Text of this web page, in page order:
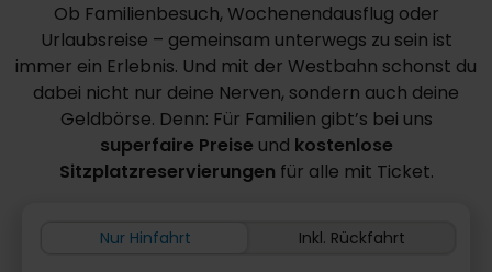
Ob Familienbesuch, Wochenendausflug oder
Urlaubsreise – gemeinsam unterwegs zu sein ist
immer ein Erlebnis. Und mit der Westbahn schonst du
dabei nicht nur deine Nerven, sondern auch deine
Geldbörse. Denn: Für Familien gibt’s bei uns
superfaire Preise und kostenlose
Sitzplatzreservierungen für alle mit Ticket.
Nur Hinfahrt Inkl. Rückfahrt